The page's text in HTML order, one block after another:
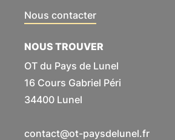
Nous contacter
NOUS TROUVER
OT du Pays de Lunel
16 Cours Gabriel Péri
34400 Lunel
contact@ot-paysdelunel.fr